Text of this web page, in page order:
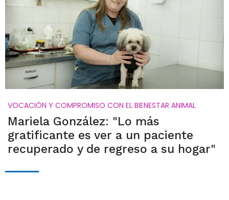
VOCACIÓN Y COMPROMISO CON EL BIENESTAR ANIMAL
Mariela González: "Lo más
gratificante es ver a un paciente
recuperado y de regreso a su hogar"